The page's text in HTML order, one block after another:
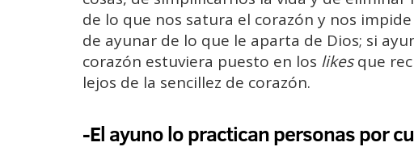
de lo que nos satura el corazón y nos
de ayunar de lo que le aparta de Dios; si
corazón estuviera puesto en los likesque
lejos de la sencillez de corazón.
-El ayuno lo practican personas por